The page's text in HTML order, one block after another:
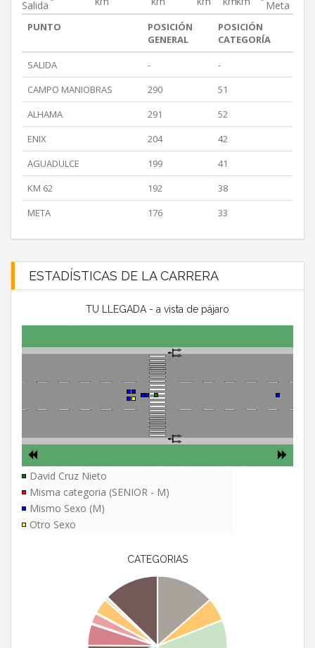
Salida Meta
PUNTO
POSICIÓN
GENERAL
POSICIÓN
CATEGORÍA
SALIDA
-
-
CAMPO MANIOBRAS
290
51
ALHAMA
291
52
ENIX
204
42
AGUADULCE
199
41
KM 62
192
38
META
176 33
ESTADÍSTICAS DE LA CARRERA
TU LLEGADA - a vista de pájaro
David Cruz Nieto
Misma categoria (SENIOR - M)
Mismo Sexo (M)
Otro Sexo
CATEGORIAS